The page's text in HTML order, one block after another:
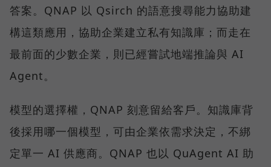
答案。QNAP 以 Qsirch 的語意搜尋能力協助建
構這類應用，協助企業建立私有知識庫；而走在
最前面的少數企業，則已經嘗試地端推論與 AI
Agent。
模型的選擇權，QNAP 刻意留給客戶。知識庫背
後採用哪一個模型，可由企業依需求決定，不綁
定單一 AI 供應商。QNAP 也以 QuAgent AI 助